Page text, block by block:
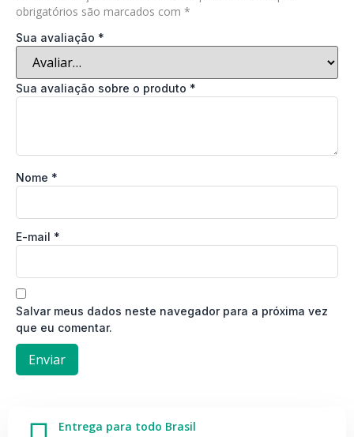
obrigatórios são marcados com *
Sua avaliação *
Sua avaliação sobre o produto *
Nome *
E-mail *
Salvar meus dados neste navegador para a próxima vez
que eu comentar.
Entrega para todo Brasil